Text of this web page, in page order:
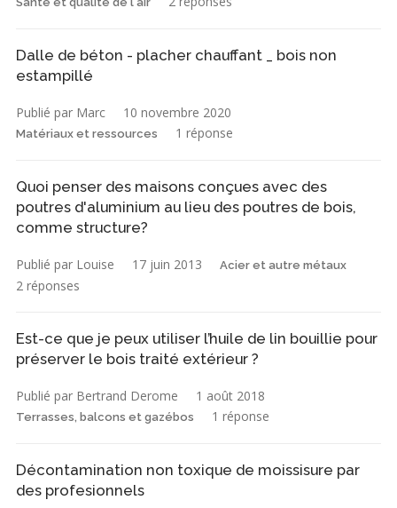
Dalle de béton - placher chauffant _ bois non
estampillé
Publié par Marc 10 novembre 2020
Matériaux et ressources 1 réponse
Quoi penser des maisons conçues avec des
poutres d'aluminium au lieu des poutres de bois,
comme structure?
Publié par Louise 17 juin 2013 Acier et autre métaux
2 réponses
Est-ce que je peux utiliser l’huile de lin bouillie pour
préserver le bois traité extérieur ?
Publié par Bertrand Derome 1 août 2018
Terrasses, balcons et gazébos 1 réponse
Décontamination non toxique de moissisure par
des profesionnels